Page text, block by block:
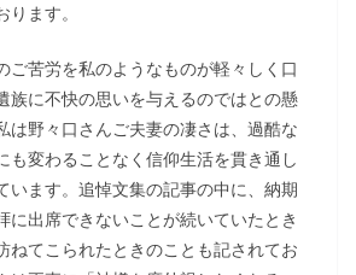
ます。
ご苦労を私のようなものが軽々しく口
族に不快の思いを与えるのではとの懸
は野々口さんご夫妻の凄さは、過酷な
も変わることなく信仰生活を貫き通し
います。追悼文集の記事の中に、納期
に出席できないことが続いていたとき
ねてこられたときのことも記されてお